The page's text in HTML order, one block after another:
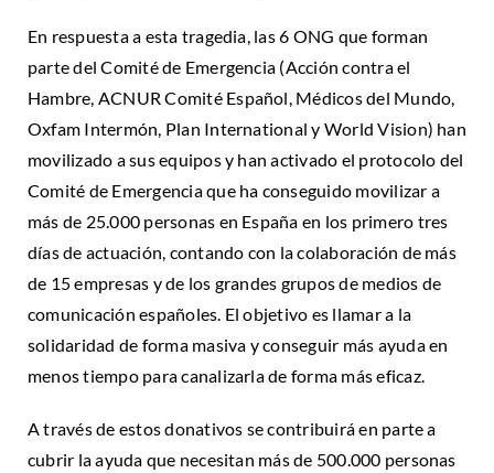
En respuesta a esta tragedia, las 6 ONG que forman
parte del Comité de Emergencia (Acción contra el
Hambre, ACNUR Comité Español, Médicos del Mundo,
Oxfam Intermón, Plan International y World Vision) han
movilizado a sus equipos y han activado el protocolo del
Comité de Emergencia que ha conseguido movilizar a
más de 25.000 personas en España en los primero tres
días de actuación, contando con la colaboración de más
de 15 empresas y de los grandes grupos de medios de
comunicación españoles. El objetivo es llamar a la
solidaridad de forma masiva y conseguir más ayuda en
menos tiempo para canalizarla de forma más eficaz.
A través de estos donativos se contribuirá en parte a
cubrir la ayuda que necesitan más de 500.000 personas